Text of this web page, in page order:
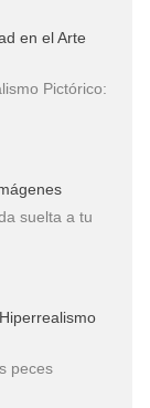
en el Arte
Pictórico:
suelta a tu
peces